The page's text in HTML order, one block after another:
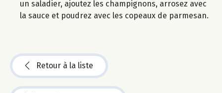
un saladier, ajoutez les champignons, arrosez avec
la sauce et poudrez avec les copeaux de parmesan.
Retour à la liste